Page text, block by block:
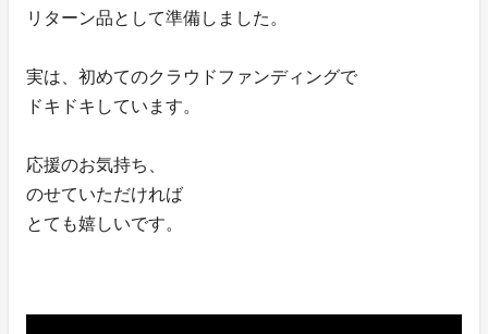
リターン品として準備しました。
実は、初めてのクラウドファンディングで
ドキドキしています。
応援のお気持ち、
のせていただければ
とても嬉しいです。